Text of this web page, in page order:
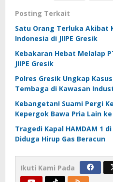
Posting Terkait
Satu Orang Terluka Akibat
Indonesia di JIIPE Gresik
Kebakaran Hebat Melalap
JIIPE Gresik
Polres Gresik Ungkap
Tembaga di Kawasan
Kebangetan! Suami Pergi
Kepergok Bawa Pria Lain
Tragedi Kapal HAMDAM 1
Diduga Hirup Gas Beracun
Ikuti Kami Pada